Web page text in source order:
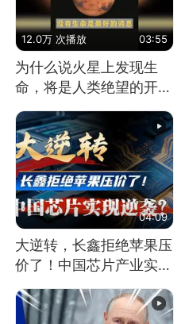
12.0万 次播放 03:55
为什么说火星上发现生
命，将是人类绝望的开
始？
04:09
大逆转，长鑫拒绝苹果压
价了！中国芯片产业实现